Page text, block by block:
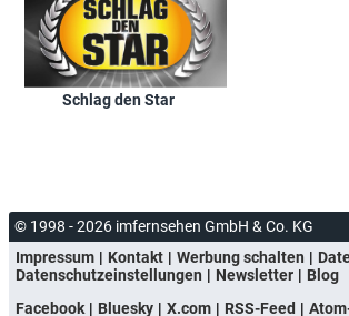
Schlag den Star
© 1998 - 2026 imfernsehen GmbH & Co. KG
Impressum
Kontakt Werbung schalten
Datenschutzeinstellungen
Newsletter
Blog
Facebook
Bluesky X.com RSS-Feed